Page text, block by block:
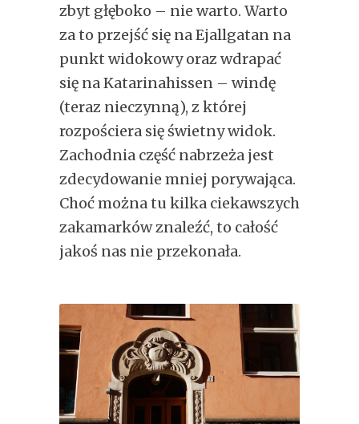
zbyt głęboko – nie warto. Warto
za to przejść się na Ejallgatan na
punkt widokowy oraz wdrapać
się na Katarinahissen – windę
(teraz nieczynną), z której
rozpościera się świetny widok.
Zachodnia część nabrzeża jest
zdecydowanie mniej porywająca.
Choć można tu kilka ciekawszych
zakamarków znaleźć, to całość
jakoś nas nie przekonała.